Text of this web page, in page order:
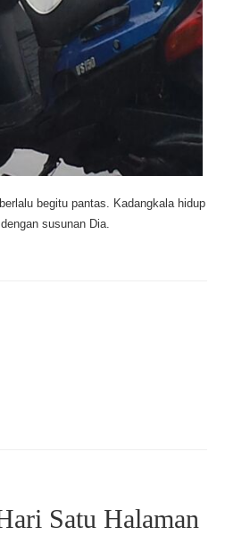
begitu pantas. Kadangkala hidup
susunan Dia.
Satu Halaman